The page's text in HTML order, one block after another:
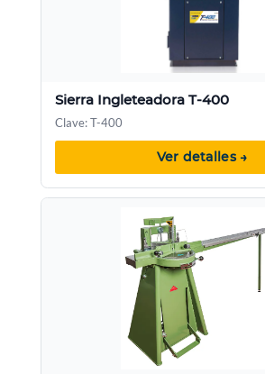
Sierra Ingleteadora T-400
Clave: T-400
Ver detalles →